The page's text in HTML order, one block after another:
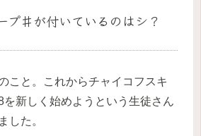
プ♯が付いているのはシ？
こと。これからチャイコフスキ
を新しく始めようという生徒さん
した。